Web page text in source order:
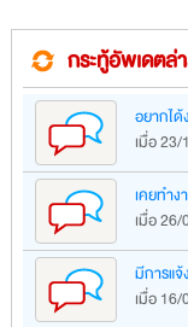
กระทู้อัพเดตล่
อยากไ
เมื่อ
เคยทำง
เมื่อ
มีการแ
เมื่อ